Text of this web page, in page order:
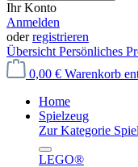
Ihr Konto
Anmelden
oderregistrieren
Übersicht Persönliches
0,00 € Warenkorb
Home
Spielzeug
Zur Kategorie
LEGO®